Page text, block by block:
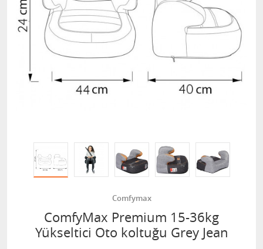
Comfymax
ComfyMax Premium 15-36kg
Yükseltici Oto koltuğu Grey Jean